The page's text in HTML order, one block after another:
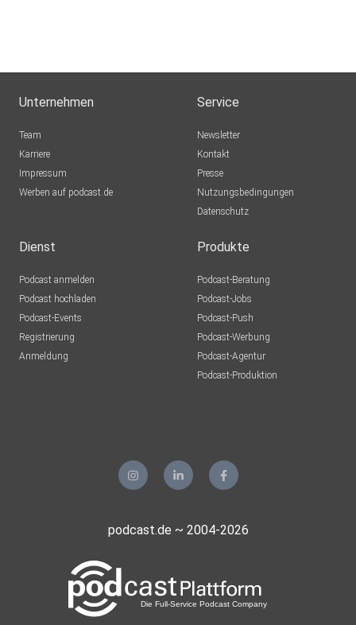
Unternehmen
Team
Karriere
Impressum
Werben auf podcast.de
Service
Newsletter
Kontakt
Presse
Nutzungsbedingungen
Datenschutz
Dienst
Podcast anmelden
Podcast hochladen
Podcast-Events
Registrierung
Anmeldung
Produkte
Podcast-Beratung
Podcast-Jobs
Podcast-Push
Podcast-Werbung
Podcast-Agentur
Podcast-Produktion
podcast.de ~ 2004-2026